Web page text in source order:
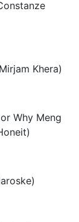
Khera)
Why Meng